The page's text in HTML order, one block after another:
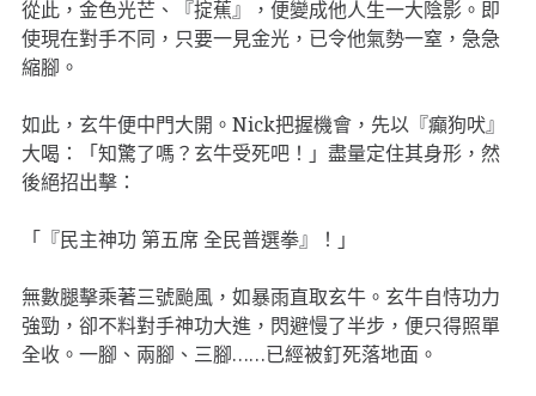
從此，金色光芒、『掟蕉』，便變成他人生一大陰影。即
使現在對手不同，只要一見金光，已令他氣勢一窒，急急
縮腳。
如此，玄牛便中門大開。Nick把握機會，先以『癲狗吠』
大喝：「知驚了嗎？玄牛受死吧！」盡量定住其身形，然
後絕招出擊：
「『民主神功 第五席 全民普選拳』！」
無數腿擊乘著三號颱風，如暴雨直取玄牛。玄牛自恃功力
強勁，卻不料對手神功大進，閃避慢了半步，便只得照單
全收。一腳、兩腳、三腳……已經被釘死落地面。